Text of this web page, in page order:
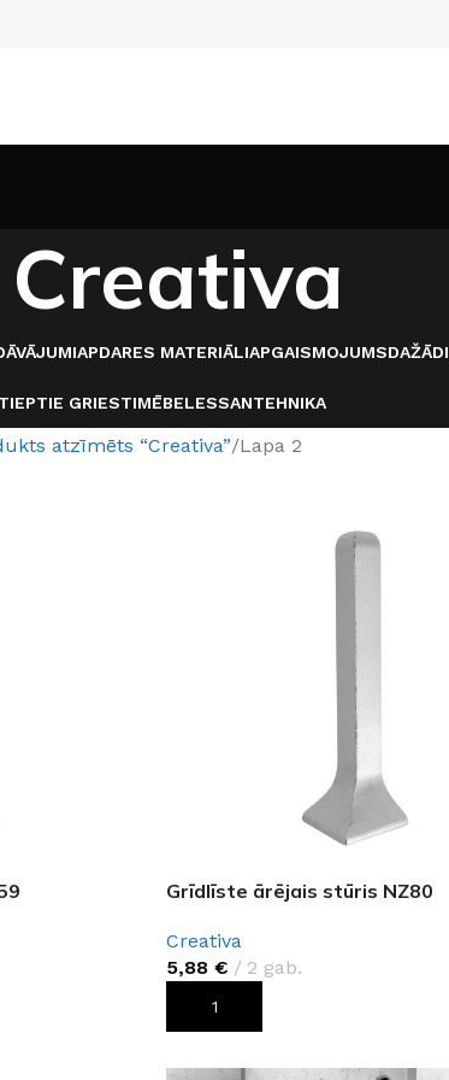
Creativa
APDARES MATERIĀLIAPGAISMOJUMSDAŽĀDI
GRIESTIMĒBELESSANTEHNIKA
atzīmēts “Creativa” Lapa 2
Grīdlīste ārējais stūris NZ80
Creativa
5,88 € 2 gab.
PIEVIENOT GROZAM